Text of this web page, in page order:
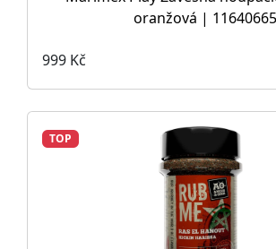
oranžová | 11640665
999 Kč
TOP